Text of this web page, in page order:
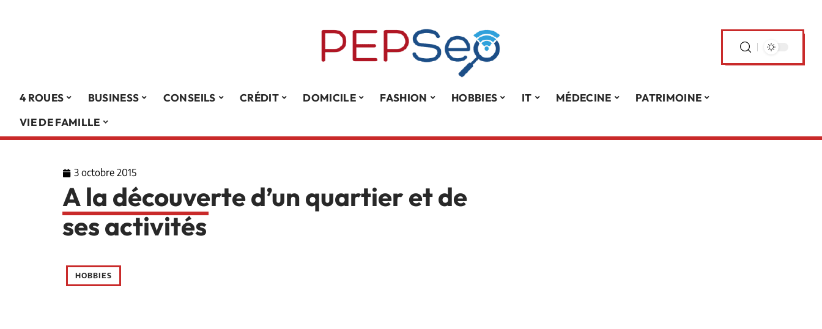
4 ROUES BUSINESS CONSEILS CRÉDIT DOMICILE FASHION HOBBIES IT MÉDECINE
PATRIMOINE
VIE DE FAMILLE
3 octobre 2015
A la découverte d’un quartier et de
ses activités
HOBBIES